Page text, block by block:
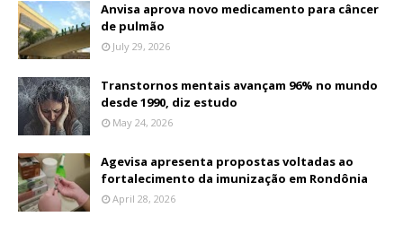
Anvisa aprova novo medicamento para câncer
de pulmão
July 29, 2026
Transtornos mentais avançam 96% no mundo
desde 1990, diz estudo
May 24, 2026
Agevisa apresenta propostas voltadas ao
fortalecimento da imunização em Rondônia
April 28, 2026